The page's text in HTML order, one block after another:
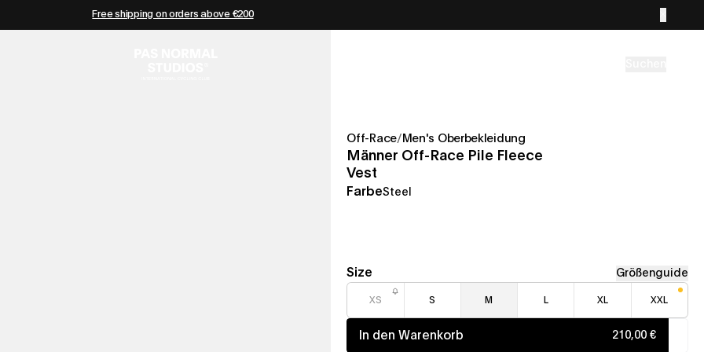
Free shipping on orders above €200
Off-Race/ Men's Oberbekleidung
Männer Off-Race Pile Fleece
Vest
FarbeSteel
Size Größenguide
XS S M L XL XXL
In den Warenkorb 210,00 €